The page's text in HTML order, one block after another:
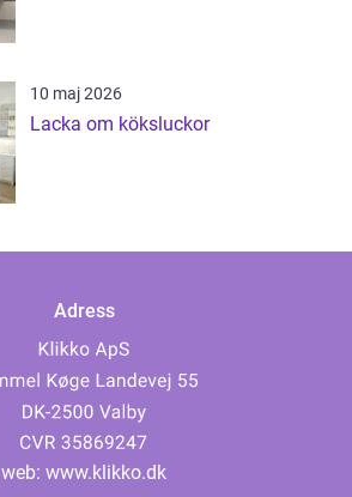
10 maj 2026
Lacka om köksluckor
Adress
web: www.klikko.dk